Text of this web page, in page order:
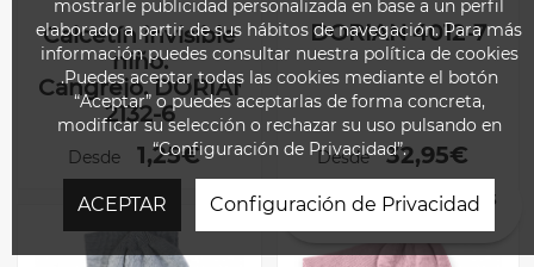
¿EN QUÉ PODEMOS
Calcetín invisible
niño.
Cangrejo. DORIAN
2132-6
Desde 1,25€
DORIAN 4012-7
Desde 32,95€
mostrarle publicidad personalizada en base a un perfil
elaborado a partir de sus hábitos de navegación. Para más
información puedes consultar nuestra política de cookies
.Puedes aceptar todas las cookies mediante el botón
“Aceptar” o puedes aceptarlas de forma concreta,
modificar su selección o rechazar su uso pulsando en
“Configuración de Privacidad”.
ACEPTAR Configuración de Privacidad